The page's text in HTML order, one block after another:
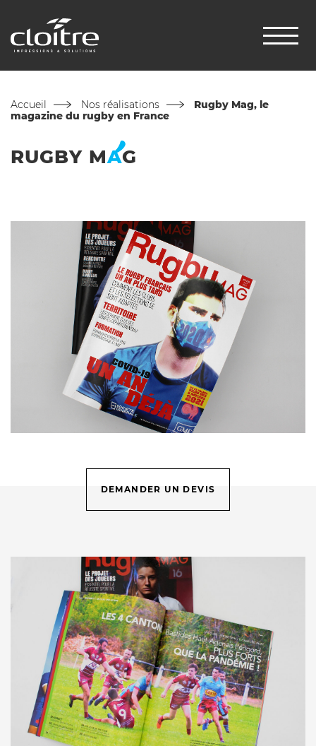
Accueil Nos réalisations
Rugby Mag, le
magazine du rugby en France
RUGBY MAG
DEMANDER UN DEVIS